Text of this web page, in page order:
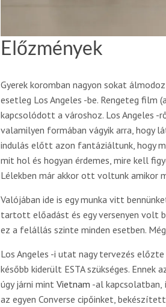
Előzmények
Gyerek koromban nagyon sokat
esetleg Los Angeles -be. Rengeteg
kapcsolódott a városhoz. Los Angeles -
valamilyen formában vágyik arra, hogy
indulás előtt azon fantáziáltunk, hogy
mit hol és hogyan érdemes, mire kell
Lélekben már akkor ott voltunk amikor
Valójában ide is egy munka vitt
tartott előadást és egy versenyen volt
ez a felállás szinte minden esetben.
Los Angeles -i utat nagy tervezés
később kiderült ESTA szükséges.
úgy járni mint Vietnam -al
az egyen Converse cipőinket,